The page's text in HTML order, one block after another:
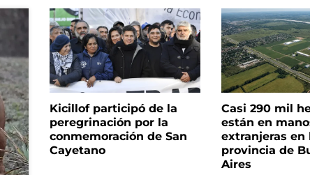
Kicillof participó de la
peregrinación por la
conmemoración de San
Cayetano
Casi 290 mil
están en
extranjeras en
provincia de
Aires